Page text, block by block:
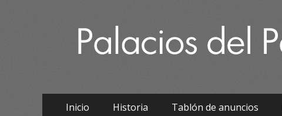
Palacios del Pan
Ayuntamiento de Palacios del Pan
Menú Principal
Saltar
Inicio Historia Tablón de anuncios